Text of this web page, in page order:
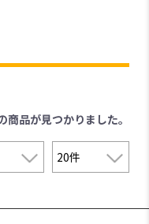
商品が見つかりました。